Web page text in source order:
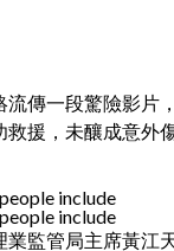
流傳一段驚險影片
救援，未釀成意外
業監管局主席黃江